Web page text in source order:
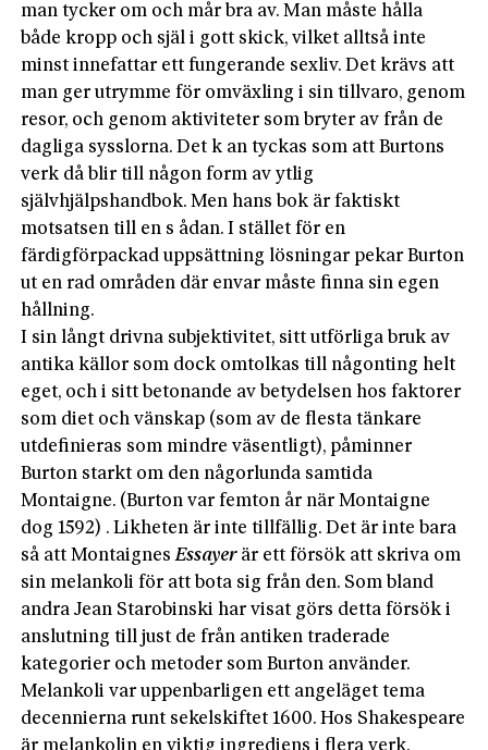
man tycker om och mår bra av. Man måste hålla
både kropp och själ i gott skick, vilket alltså inte
minst innefattar ett fungerande sexliv. Det krävs att
man ger utrymme för omväxling i sin tillvaro, genom
resor, och genom aktiviteter som bryter av från de
dagliga sysslorna. Det k an tyckas som att Burtons
verk då blir till någon form av ytlig
självhjälpshandbok. Men hans bok är faktiskt
motsatsen till en s ådan. I stället för en
färdigförpackad uppsättning lösningar pekar Burton
ut en rad områden där envar måste finna sin egen
hållning.
I sin långt drivna subjektivitet, sitt utförliga bruk av
antika källor som dock omtolkas till någonting helt
eget, och i sitt betonande av betydelsen hos faktorer
som diet och vänskap (som av de flesta tänkare
utdefinieras som mindre väsentligt), påminner
Burton starkt om den någorlunda samtida
Montaigne. (Burton var femton år när Montaigne
dog 1592) . Likheten är inte tillfällig. Det är inte bara
så att MontaignesEssayerär ett försök att skriva om
sin melankoli för att bota sig från den. Som bland
and­ra Jean Starobinski har visat görs detta försök i
anslutning till just de från antiken traderade
kategorier och metoder som Burton använder.
Melankoli var uppenbarligen ett angeläget tema
decennierna runt sekelskiftet 1600. Hos Shakespeare
är melankolin en viktig ingrediens i flera verk.